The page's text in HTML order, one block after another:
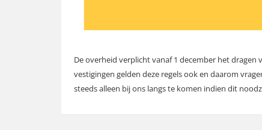
De overheid verplicht vanaf 1 december het
vestigingen gelden deze regels ook en daarom
steeds alleen bij ons langs te komen indien dit